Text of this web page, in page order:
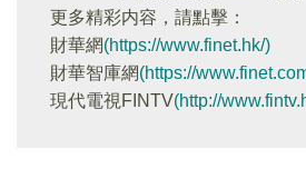
更多精彩内容，請點擊：
財華網(https://www.finet.hk/)
財華智庫網(https://
現代電視FINTV(http://